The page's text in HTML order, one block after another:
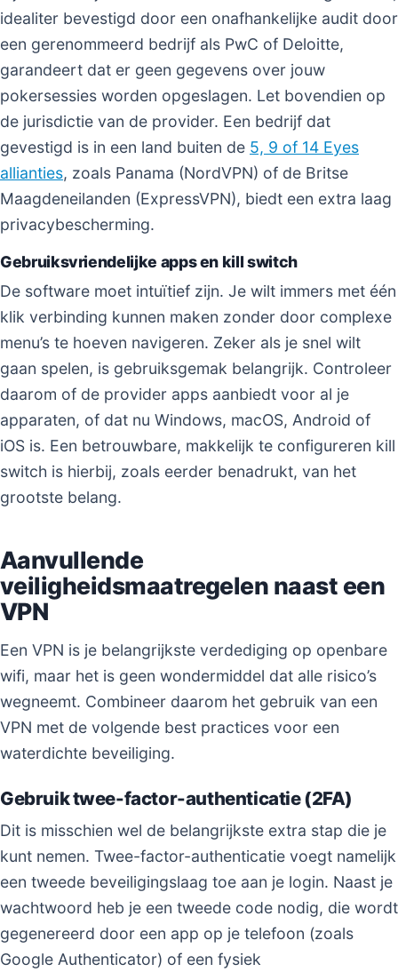
idealiter bevestigd door een onafhankelijke audit door
een gerenommeerd bedrijf als PwC of Deloitte,
garandeert dat er geen gegevens over jouw
pokersessies worden opgeslagen. Let bovendien op
de jurisdictie van de provider. Een bedrijf dat
gevestigd is in een land buiten de 5, 9 of 14 Eyes
allianties, zoals Panama (NordVPN) of de Britse
Maagdeneilanden (ExpressVPN), biedt een extra laag
privacybescherming.
Gebruiksvriendelijke apps en kill switch
De software moet intuïtief zijn. Je wilt immers met één
klik verbinding kunnen maken zonder door complexe
menu’s te hoeven navigeren. Zeker als je snel wilt
gaan spelen, is gebruiksgemak belangrijk. Controleer
daarom of de provider apps aanbiedt voor al je
apparaten, of dat nu Windows, macOS, Android of
iOS is. Een betrouwbare, makkelijk te configureren kill
switch is hierbij, zoals eerder benadrukt, van het
grootste belang.
Aanvullende
veiligheidsmaatregelen naast een
VPN
Een VPN is je belangrijkste verdediging op openbare
wifi, maar het is geen wondermiddel dat alle risico’s
wegneemt. Combineer daarom het gebruik van een
VPN met de volgende best practices voor een
waterdichte beveiliging.
Gebruik twee-factor-authenticatie (2FA)
Dit is misschien wel de belangrijkste extra stap die je
kunt nemen. Twee-factor-authenticatie voegt namelijk
een tweede beveiligingslaag toe aan je login. Naast je
wachtwoord heb je een tweede code nodig, die wordt
gegenereerd door een app op je telefoon (zoals
Google Authenticator) of een fysiek